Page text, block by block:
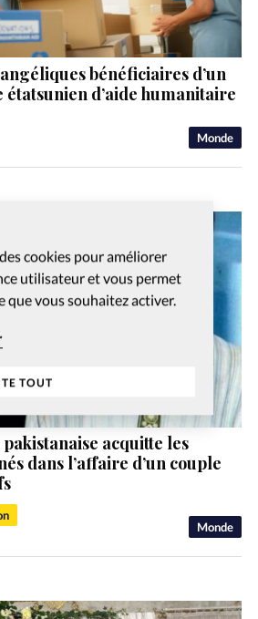
cookies pour améliorer
utilisateur et vous permet
que vous souhaitez activer.
TOUT
Monde
bénéficiaires d’un
d’aide humanitaire
Monde
acquitte les
dans l’affaire d’un couple